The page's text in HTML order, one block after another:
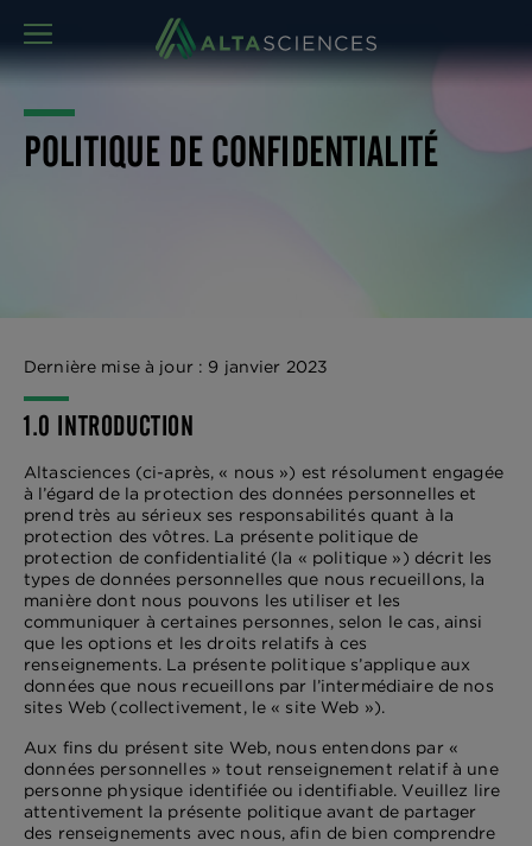
POLITIQUE DE CONFIDENTIALITÉ
Dernière mise à jour : 9 janvier 2023
1.0 INTRODUCTION
Altasciences (ci-après, « nous ») est résolument engagée
à l’égard de la protection des données personnelles et
prend très au sérieux ses responsabilités quant à la
protection des vôtres. La présente politique de
protection de confidentialité (la « politique ») décrit les
types de données personnelles que nous recueillons, la
manière dont nous pouvons les utiliser et les
communiquer à certaines personnes, selon le cas, ainsi
que les options et les droits relatifs à ces
renseignements. La présente politique s’applique aux
données que nous recueillons par l’intermédiaire de nos
sites Web (collectivement, le « site Web »).
Aux fins du présent site Web, nous entendons par «
données personnelles » tout renseignement relatif à une
personne physique identifiée ou identifiable. Veuillez lire
attentivement la présente politique avant de partager
des renseignements avec nous, afin de bien comprendre